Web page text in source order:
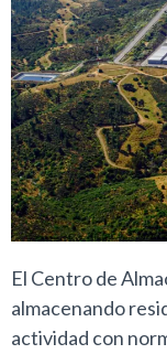
El Centro de
almacenando
actividad con